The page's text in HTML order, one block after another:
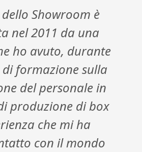
dello Showroom è
nel 2011 da una
ho avuto, durante
formazione sulla
del personale in
produzione di box
che mi ha
con il mondo